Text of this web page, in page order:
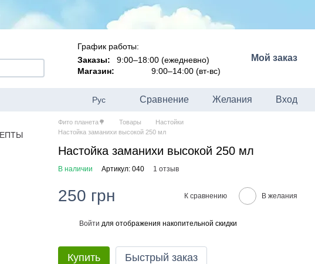
График работы:
Заказы:
9:00–18:00 (ежедневно)
Магазин:
9:00–14:00 (вт-вс)
Мой заказ
Рус Сравнение Желания Вход
Фито планета🌳 Товары
Настойки
Настойка заманихи высокой 250 мл
Настойка заманихи высокой 250 мл
В наличии Артикул: 040 1 отзыв
250 грн К сравнению В желания
Войти для отображения накопительной скидки
Купить Быстрый заказ